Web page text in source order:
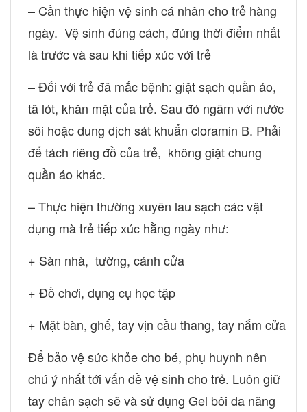
– Cần thực hiện vệ sinh cá nhân cho trẻ hàng
ngày. Vệ sinh đúng cách, đúng thời điểm nhất
là trước và sau khi tiếp xúc với trẻ
– Đối với trẻ đã mắc bệnh: giặt sạch quần áo,
tã lót, khăn mặt của trẻ. Sau đó ngâm với nước
sôi hoặc dung dịch sát khuẩn cloramin B. Phải
để tách riêng đồ của trẻ, không giặt chung
quần áo khác.
– Thực hiện thường xuyên lau sạch các vật
dụng mà trẻ tiếp xúc hằng ngày như:
+ Sàn nhà, tường, cánh cửa
+ Đồ chơi, dụng cụ học tập
+ Mặt bàn, ghế, tay vịn cầu thang, tay nắm cửa
Để bảo vệ sức khỏe cho bé, phụ huynh nên
chú ý nhất tới vấn đề vệ sinh cho trẻ. Luôn giữ
tay chân sạch sẽ và sử dụng Gel bôi đa năng